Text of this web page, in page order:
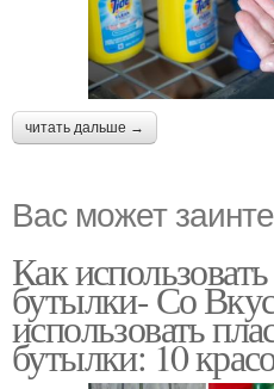
читать дальше →
Вас может
Как
бутылки- Со
использовать
бутылки: 10